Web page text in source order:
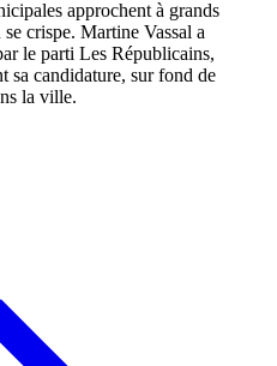
approchent à grands
crispe. Martine Vassal a
le parti Les Républicains,
sa candidature, sur fond de
la ville.